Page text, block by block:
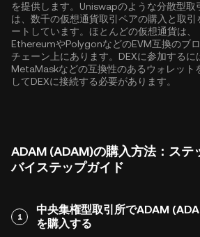
を提供します。Uniswapのような分散型取
は、数千の仮想通貨取引ペアの購入と取引
ートしています。ほとんどの仮想通貨は、
EthereumやPolygonなどのEVM互換のブ
チェーン上にあります。DEXに参加するに
MetaMaskなどの互換性のあるウォレット
してDEXに接続する必要があります。
ADAM (ADAM)の購入方法：ステ
バイステップガイド
1
中央集権型取引所でADAM
を購入する